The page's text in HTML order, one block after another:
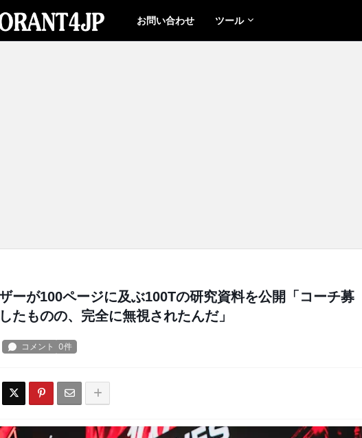
お問い合わせ ツール
ーが100ページに及ぶ100Tの研究資料を公開「コーチ募
たものの、完全に無視されたんだ」